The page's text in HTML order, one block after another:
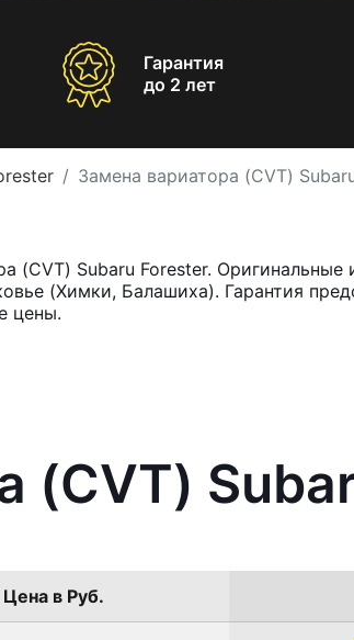
Гарантия
до 2 лет
Замена вариатора (CVT)
Subaru Forester. Оригинальные
(Химки, Балашиха). Гарантия
цены.
(CVT)
Цена в Руб.